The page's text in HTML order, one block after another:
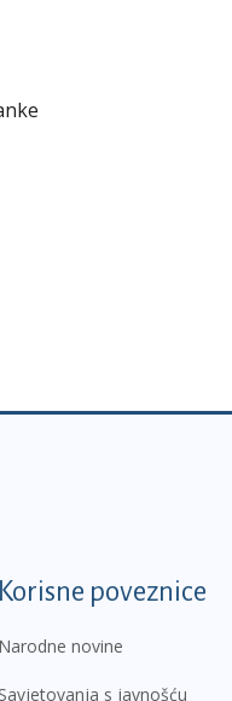
Korisne poveznice
Narodne novine
Savjetovanja s javnošću